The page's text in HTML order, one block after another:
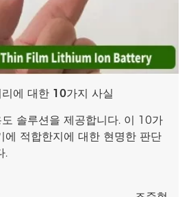
에 대한 10가지 사실
솔루션을 제공합니다. 이 10가
에 적합한지에 대한 현명한 판단
.